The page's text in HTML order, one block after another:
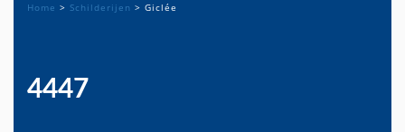
Home > Schilderijen > Giclée
4447